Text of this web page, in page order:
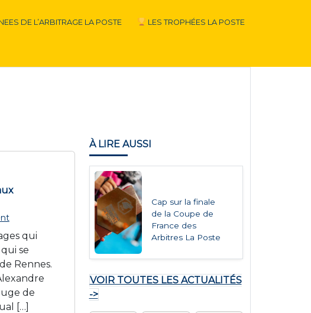
DE L’ARBITRAGE LA POSTE LES TROPHÉES LA POSTE
qui
se
Rennes.
de
[…]
À LIRE AUSSI
Cap sur la finale
de la Coupe de
France des
Arbitres La Poste
VOIR TOUTES LES ACTUALITÉS
->